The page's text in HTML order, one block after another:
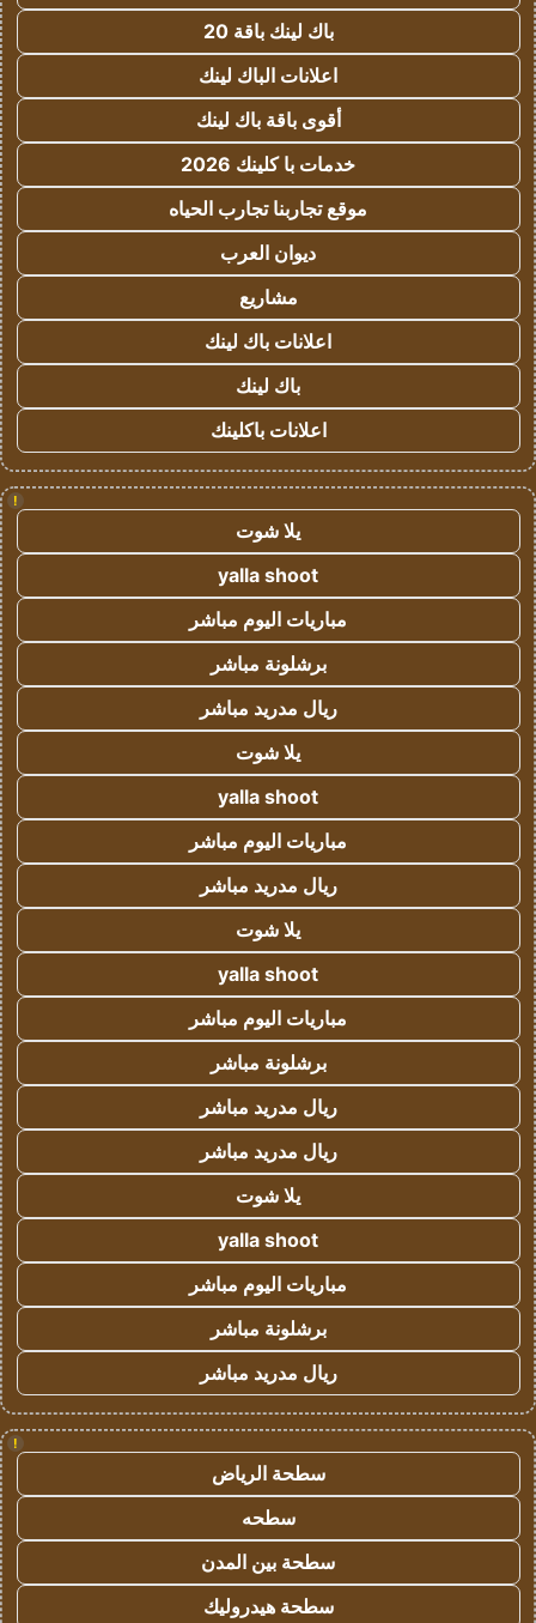
باك لينك باقة 20
اعلانات الباك لينك
أقوى باقة باك لينك
خدمات با كلينك 2026
موقع تجاربنا تجارب الحياه
ديوان العرب
مشاريع
اعلانات باك لينك
باك لينك
اعلانات باكلينك
!
يلا شوت
yalla shoot
مباريات اليوم مباشر
برشلونة مباشر
ريال مدريد مباشر
يلا شوت
yalla shoot
مباريات اليوم مباشر
ريال مدريد مباشر
يلا شوت
yalla shoot
مباريات اليوم مباشر
برشلونة مباشر
ريال مدريد مباشر
ريال مدريد مباشر
يلا شوت
yalla shoot
مباريات اليوم مباشر
برشلونة مباشر
ريال مدريد مباشر
!
سطحة الرياض
سطحه
سطحة بين المدن
سطحة هيدروليك